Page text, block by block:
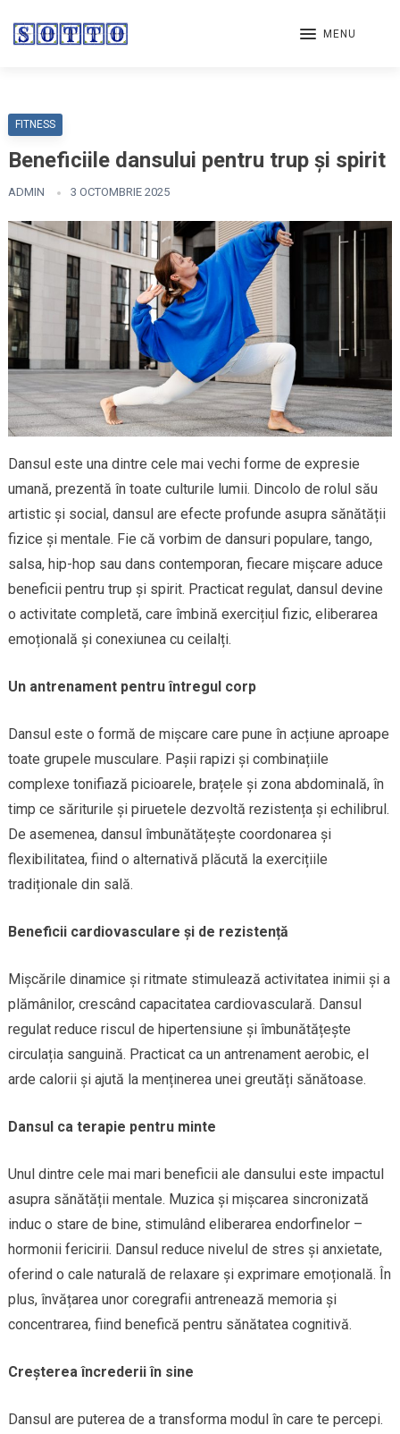
MENU
FITNESS
Beneficiile dansului pentru trup și spirit
ADMIN 3 OCTOMBRIE 2025
Dansul este una dintre cele mai vechi forme de expresie
umană, prezentă în toate culturile lumii. Dincolo de rolul său
artistic și social, dansul are efecte profunde asupra sănătății
fizice și mentale. Fie că vorbim de dansuri populare, tango,
salsa, hip-hop sau dans contemporan, fiecare mișcare aduce
beneficii pentru trup și spirit. Practicat regulat, dansul devine
o activitate completă, care îmbină exercițiul fizic, eliberarea
emoțională și conexiunea cu ceilalți.
Un antrenament pentru întregul corp
Dansul este o formă de mișcare care pune în acțiune aproape
toate grupele musculare. Pașii rapizi și combinațiile
complexe tonifiază picioarele, brațele și zona abdominală, în
timp ce săriturile și piruetele dezvoltă rezistența și echilibrul.
De asemenea, dansul îmbunătățește coordonarea și
flexibilitatea, fiind o alternativă plăcută la exercițiile
tradiționale din sală.
Beneficii cardiovasculare și de rezistență
Mișcările dinamice și ritmate stimulează activitatea inimii și a
plămânilor, crescând capacitatea cardiovasculară. Dansul
regulat reduce riscul de hipertensiune și îmbunătățește
circulația sanguină. Practicat ca un antrenament aerobic, el
arde calorii și ajută la menținerea unei greutăți sănătoase.
Dansul ca terapie pentru minte
Unul dintre cele mai mari beneficii ale dansului este impactul
asupra sănătății mentale. Muzica și mișcarea sincronizată
induc o stare de bine, stimulând eliberarea endorfinelor –
hormonii fericirii. Dansul reduce nivelul de stres și anxietate,
oferind o cale naturală de relaxare și exprimare emoțională. În
plus, învățarea unor coregrafii antrenează memoria și
concentrarea, fiind benefică pentru sănătatea cognitivă.
Creșterea încrederii în sine
Dansul are puterea de a transforma modul în care te percepi.